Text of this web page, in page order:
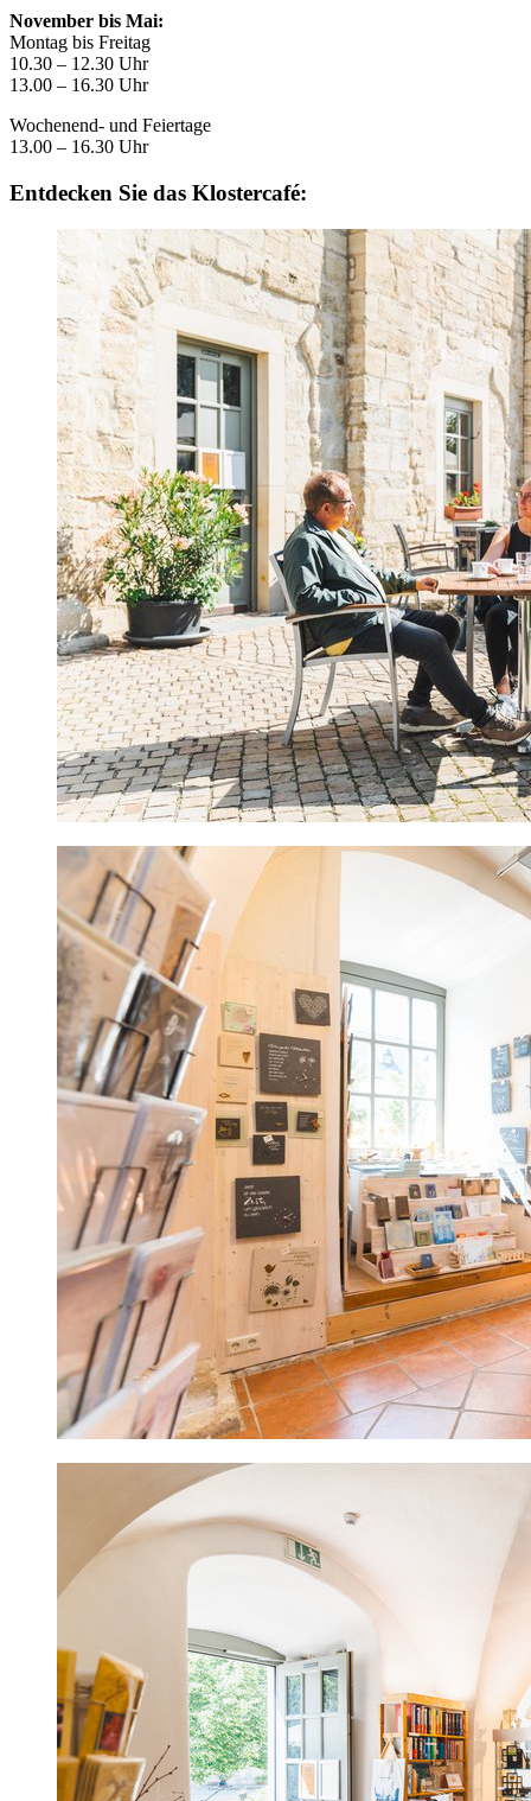
November bis Mai:
Montag bis Freitag
10.30 – 12.30 Uhr
13.00 – 16.30 Uhr
Wochenend- und Feiertage
13.00 – 16.30 Uhr
Entdecken Sie das Klostercafé: